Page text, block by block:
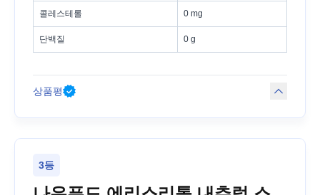
콜레스테롤 0 mg
단백질 0 g
상품평
3등